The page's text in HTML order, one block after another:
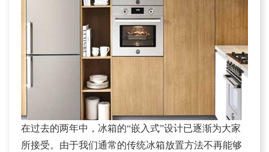
在过去的两年中，冰箱的“嵌入式”设计已逐渐为大家
所接受。由于我们通常的传统冰箱放置方法不再能够